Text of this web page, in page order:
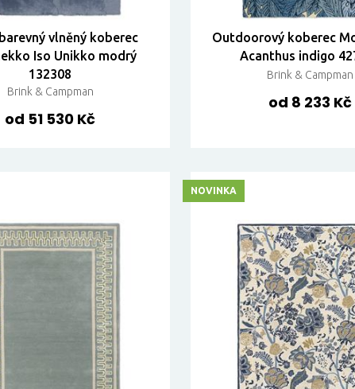
vlněný koberec
Iso Unikko modrý
132308
Brink & Campman
od 51 530 Kč
Outdoorový koberec
Acanthus indigo
Brink & Campman
od 8 233 Kč
NOVINKA